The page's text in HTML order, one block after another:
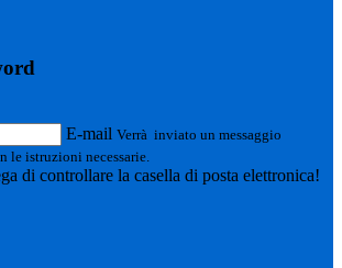
E-mail Verrà inviato un messaggio
le istruzioni necessarie.
di controllare la casella di posta elettronica!